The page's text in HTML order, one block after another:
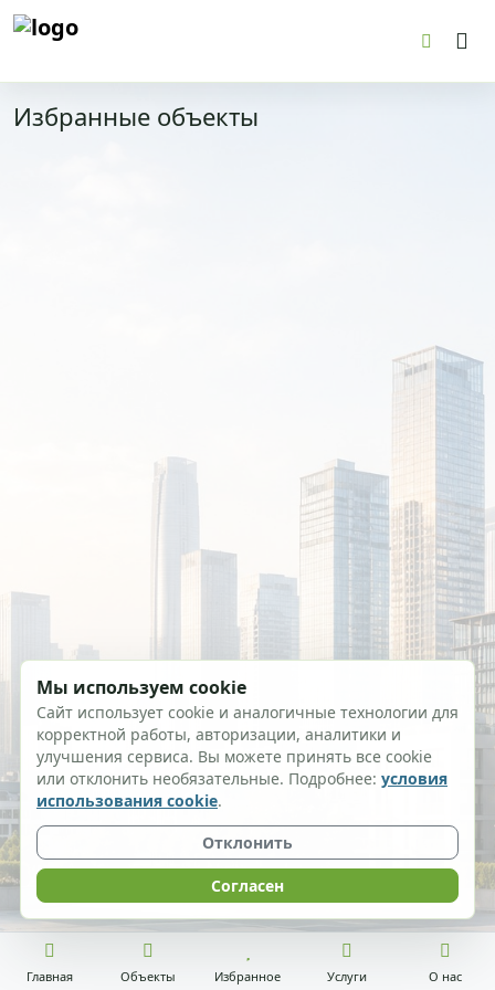
Избранные объекты
Главная Объекты Избранное Услуги О нас
Мы используем cookie
Сайт использует cookie и аналогичные технологии для
корректной работы, авторизации, аналитики и
улучшения сервиса. Вы можете принять все cookie
или отклонить необязательные. Подробнее: условия
использования cookie.
Отклонить
Согласен